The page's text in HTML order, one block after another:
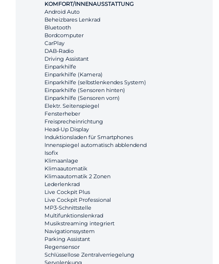
KOMFORT/INNENAUSSTATTUNG
Android Auto
Beheizbares Lenkrad
Bluetooth
Bordcomputer
CarPlay
DAB-Radio
Driving Assistant
Einparkhilfe
Einparkhilfe (Kamera)
Einparkhilfe (selbstlenkendes System)
Einparkhilfe (Sensoren hinten)
Einparkhilfe (Sensoren vorn)
Elektr. Seitenspiegel
Fensterheber
Freisprecheinrichtung
Head-Up Display
Induktionsladen für Smartphones
Innenspiegel automatisch abblendend
Isofix
Klimaanlage
Klimaautomatik
Klimaautomatik 2 Zonen
Lederlenkrad
Live Cockpit Plus
Live Cockpit Professional
MP3-Schnittstelle
Multifunktionslenkrad
Musikstreaming integriert
Navigationssystem
Parking Assistant
Regensensor
Schlüssellose Zentralverriegelung